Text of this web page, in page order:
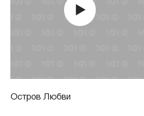
Остров Любви